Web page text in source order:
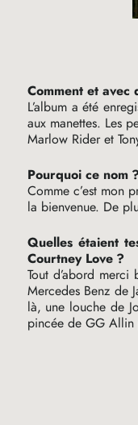
Comment et avec
L’album a été
aux manettes. Les
Marlow Rider et
Pourquoi ce nom ?
Comme c’est mon
la bienvenue. De
Quelles étaient
Courtney Love ?
Tout d’abord
Mercedes Benz de
là, une louche de
pincée de GGAllin